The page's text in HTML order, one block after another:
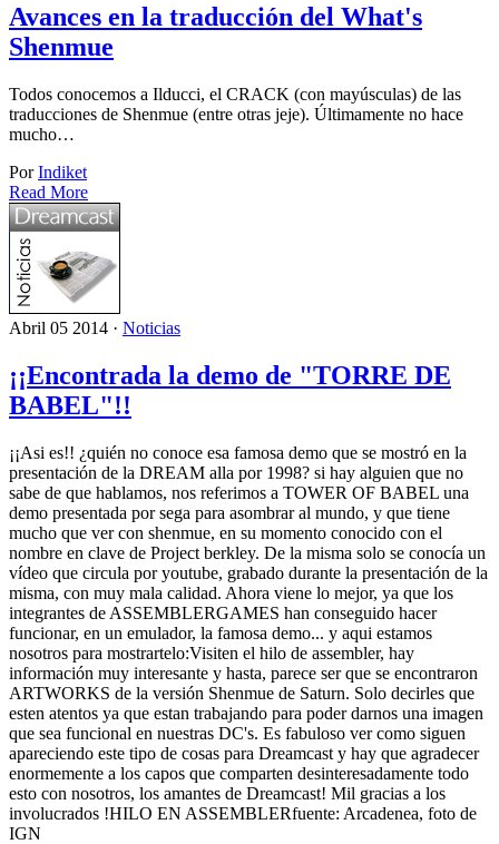
Avances en la traducción del What's
Shenmue
Todos conocemos a Ilducci, el CRACK (con mayúsculas) de las
traducciones de Shenmue (entre otras jeje). Últimamente no hace
mucho…
PorIndiket
Read More
Abril 05 2014 · Noticias
¡¡Encontrada la demo de "TORRE DE
BABEL"!!
¡¡Asi es!! ¿quién no conoce esa famosa demo que se mostró en la
presentación de la DREAM alla por 1998? si hay alguien que no
sabe de que hablamos, nos referimos a TOWER OF BABEL una
demo presentada por sega para asombrar al mundo, y que tiene
mucho que ver con shenmue, en su momento conocido con el
nombre en clave de Project berkley. De la misma solo se conocía un
vídeo que circula por youtube, grabado durante la presentación de la
misma, con muy mala calidad. Ahora viene lo mejor, ya que los
integrantes de ASSEMBLERGAMES han conseguido hacer
funcionar, en un emulador, la famosa demo... y aqui estamos
nosotros para mostrartelo:Visiten el hilo de assembler, hay
información muy interesante y hasta, parece ser que se encontraron
ARTWORKS de la versión Shenmue de Saturn. Solo decirles que
esten atentos ya que estan trabajando para poder darnos una imagen
que sea funcional en nuestras DC's. Es fabuloso ver como siguen
apareciendo este tipo de cosas para Dreamcast y hay que agradecer
enormemente a los capos que comparten desinteresadamente todo
esto con nosotros, los amantes de Dreamcast! Mil gracias a los
involucrados !HILO EN ASSEMBLERfuente: Arcadenea, foto de
IGN